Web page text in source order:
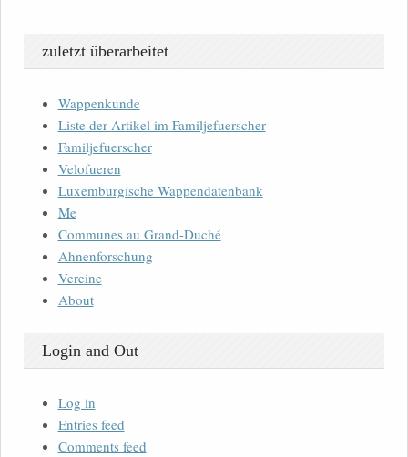
zuletzt überarbeitet
Wappenkunde
Liste der Artikel im Familjefuerscher
Familjefuerscher
Velofueren
Luxemburgische Wappendatenbank
Me
Communes au Grand-Duché
Ahnenforschung
Vereine
About
Login and Out
Log in
Entries feed
Comments feed